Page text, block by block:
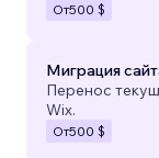
От500 $
Миграция
Перенос
Wix.
От500 $